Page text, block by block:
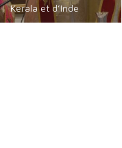
Kerala et d’Inde